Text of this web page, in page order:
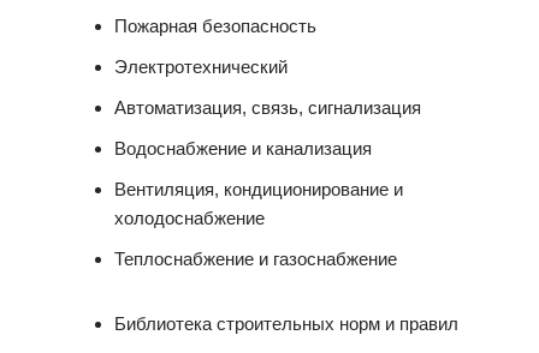
Пожарная безопасность
Электротехнический
Автоматизация, связь, сигнализация
Водоснабжение и канализация
Вентиляция, кондиционирование и
холодоснабжение
Теплоснабжение и газоснабжение
Библиотека строительных норм и правил